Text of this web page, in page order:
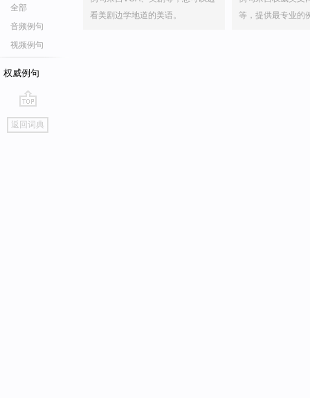
全部
音频例句
视频例句
权威例句
go
top
返回词典
看美剧边学地道的美语。
等，提供最专业的